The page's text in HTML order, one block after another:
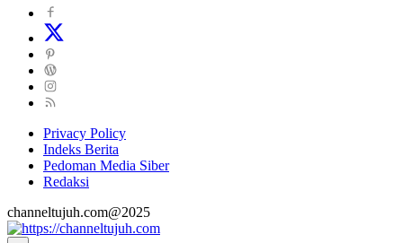
Privacy Policy
Indeks Berita
Pedoman Media Siber
Redaksi
channeltujuh.com@2025